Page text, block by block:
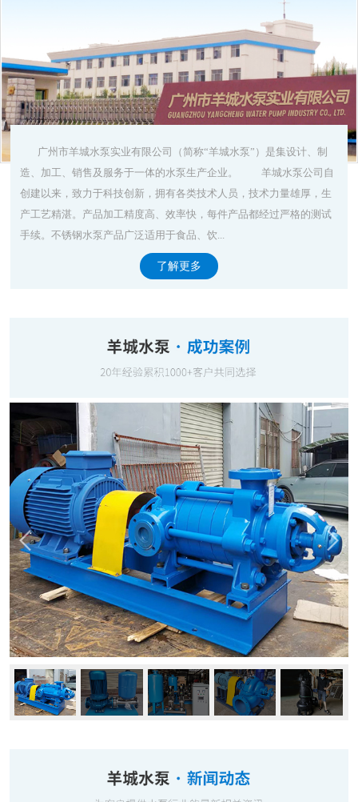
广州市羊城水泵实业有限公司（简称“羊城水泵”）是集设计、制
造、加工、销售及服务于一体的水泵生产企业。 羊城水泵公司自
创建以来，致力于科技创新，拥有各类技术人员，技术力量雄厚，生
产工艺精湛。产品加工精度高、效率快，每件产品都经过严格的测试
手续。不锈钢水泵产品广泛适用于食品、饮...
了解更多